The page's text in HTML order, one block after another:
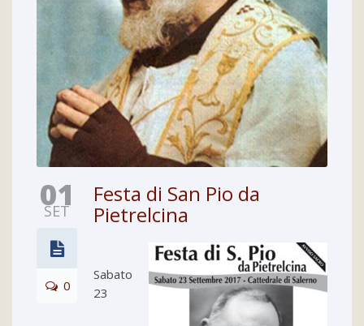
01
SET
0
Festa di San Pio da
Pietrelcina
Sabato
23